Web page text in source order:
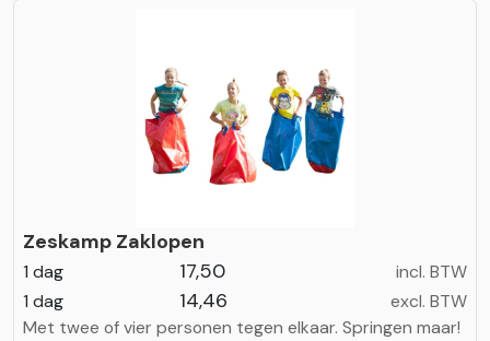
Zeskamp Zaklopen
1 dag 17,50
incl. BTW
1 dag
14,46
excl. BTW
Met twee of vier personen tegen elkaar. Springen maar!